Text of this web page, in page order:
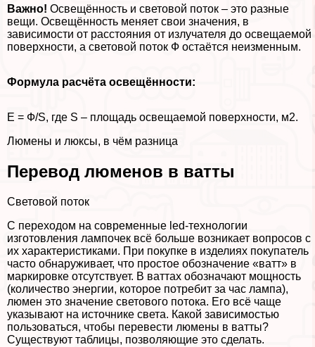
Важно! Освещённость и световой поток – это разные
вещи. Освещённость меняет свои значения, в
зависимости от расстояния от излучателя до освещаемой
поверхности, а световой поток Ф остаётся неизменным.
Формула расчёта освещённости:
Е = Ф/S, где S – площадь освещаемой поверхности, м2.
Люмены и люксы, в чём разница
Перевод люменов в ватты
Световой поток
С переходом на современные led-технологии
изготовления лампочек всё больше возникает вопросов с
их хаpaктеристиками. При покупке в изделиях покупатель
часто обнаруживает, что простое обозначение «ватт» в
маркировке отсутствует. В ваттах обозначают мощность
(количество энергии, которое потребит за час лампа),
люмен это значение светового потока. Его всё чаще
указывают на источнике света. Какой зависимостью
пользоваться, чтобы перевести люмены в ватты?
Существуют таблицы, позволяющие это сделать.